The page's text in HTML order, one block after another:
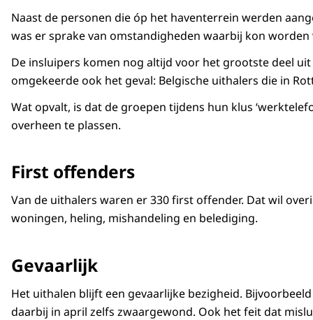
Naast de personen die óp het haventerrein werden
was er sprake van omstandigheden waarbij kon
De insluipers komen nog altijd voor het grootste deel
omgekeerde ook het geval: Belgische uithalers die in
Wat opvalt, is dat de groepen tijdens hun klus
overheen te plassen.
First offenders
Van de uithalers waren er 330 first offender. Dat wil
woningen, heling, mishandeling en belediging.
Gevaarlijk
Het uithalen blijft een gevaarlijke bezigheid.
daarbij in april zelfs zwaargewond. Ook het feit dat